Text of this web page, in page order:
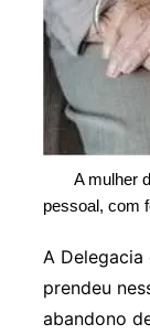
A mulher
pessoal, com
A
prendeu
abandono